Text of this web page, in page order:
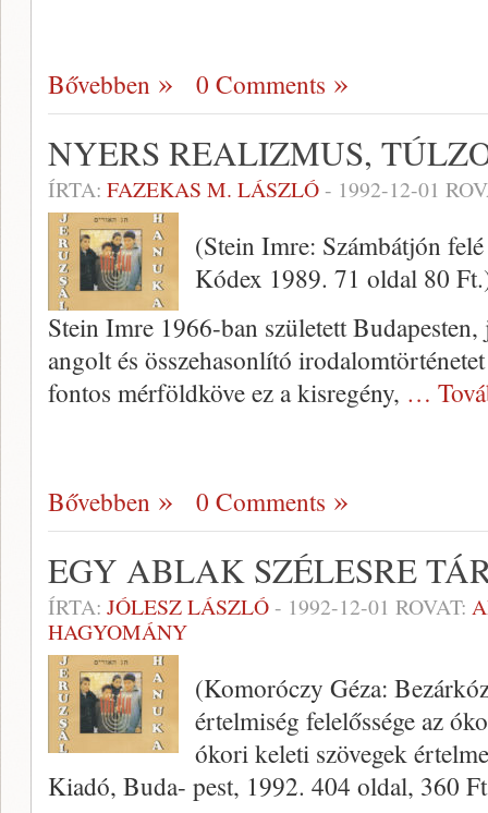
Bővebben 0 Comments
NYERS REALIZMUS,
ÍRTA: FAZEKAS M. LÁSZLÓ- 1992-12-01
(Stein Imre: Számbátjón
Kódex 1989. 71 oldal 80
Stein Imre 1966-ban született
angolt és összehasonlító
fontos mérföldköve ez a kisregény, …
Bővebben 0 Comments
EGY ABLAK SZÉLESRE
ÍRTA: JÓLESZ LÁSZLÓ- 1992-12-01 ROVAT:
HAGYOMÁNY
(Komoróczy Géza:
értelmiség felelőssége az
ókori keleti szövegek
Kiadó, Buda- pest, 1992. 404 oldal, 360